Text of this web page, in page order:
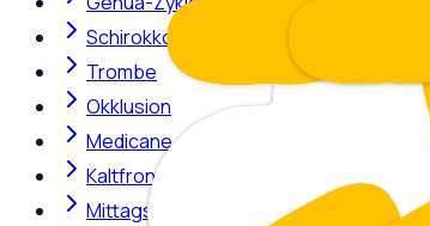
Schirokko
Trombe
Okklusion
Medicane
Kaltfront
Mittagshitze